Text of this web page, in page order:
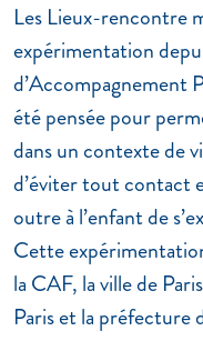
Les Lieux-rencontre
expérimentation
d’Accompagnement
été pensée pour
dans un contexte de
d’éviter tout contact
outre à l’enfant de
Cette
la CAF, la ville de
Paris et la préfecture